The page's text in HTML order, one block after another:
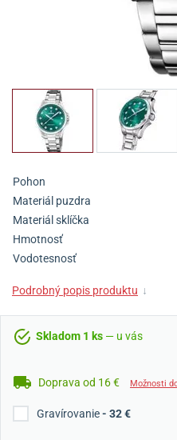
Pohon
Materiál puzdra
Materiál sklíčka
Hmotnosť
Vodotesnosť
Podrobný popis produktu ↓
Skladom 1 ks — u vás
Doprava od 16 € Možnosti
Gravírovanie- 32 €